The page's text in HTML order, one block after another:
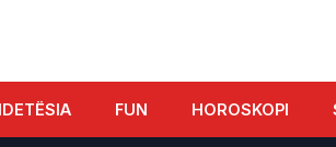
FUN HOROSKOPI